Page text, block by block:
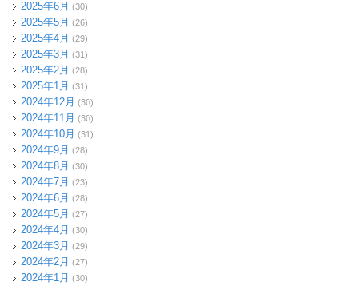
2025年6月 (30)
2025年5月 (26)
2025年4月 (29)
2025年3月 (31)
2025年2月 (28)
2025年1月 (31)
2024年12月 (30)
2024年11月 (30)
2024年10月 (31)
2024年9月 (28)
2024年8月 (30)
2024年7月 (23)
2024年6月 (28)
2024年5月 (27)
2024年4月 (30)
2024年3月 (29)
2024年2月 (27)
2024年1月 (30)